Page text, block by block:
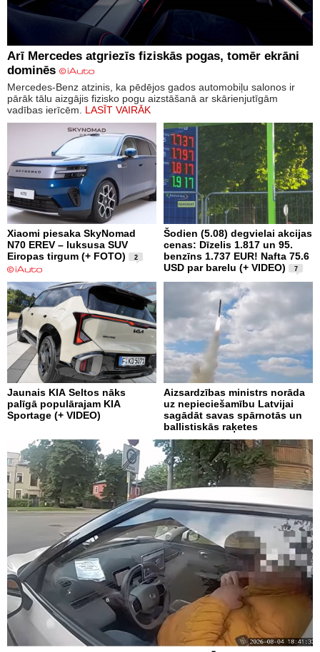
Arī Mercedes atgriezīs fiziskās pogas, tomēr ekrāni
dominēs
Mercedes-Benz atzinis, ka pēdējos gados automobiļu salonos ir
pārāk tālu aizgājis fizisko pogu aizstāšanā ar skārienjutīgām
vadības ierīcēm. LASĪT VAIRĀK
Xiaomi piesaka SkyNomad
N70 EREV – luksusa SUV
Eiropas tirgum (+ FOTO)
2
Šodien (5.08) degvielai akcijas
cenas: Dīzelis 1.817 un 95.
benzīns 1.737 EUR! Nafta 75.6
USD par barelu (+ VIDEO)
7
Jaunais KIA Seltos nāks
palīgā populārajam KIA
Sportage (+ VIDEO)
Aizsardzības ministrs norāda
uz nepieciešamību Latvijai
sagādāt savas spārnotās un
ballistiskās raķetes